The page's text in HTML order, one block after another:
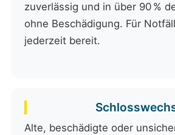
zuverlässig und in über 90 %
ohne Beschädigung. Für
jederzeit bereit.
Alte, beschädigte oder